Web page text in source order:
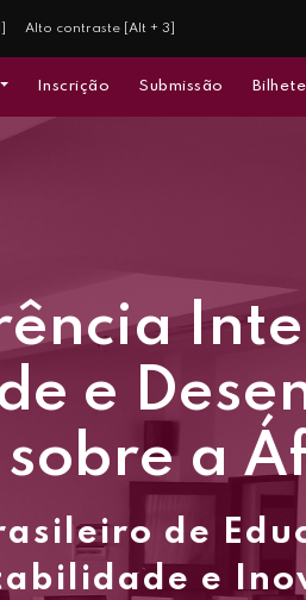
Alto contraste [Alt + 3]
Inscrição Submissão
e
sobre a
de
e